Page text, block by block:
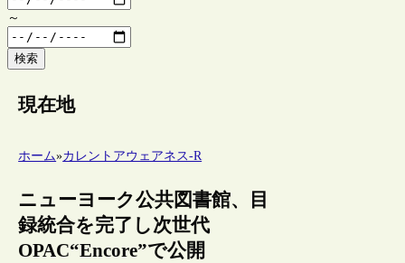
～
検索
現在地
ホーム»カレントアウェアネス-R
ニューヨーク公共図書館、目
録統合を完了し次世代
OPAC“Encore”で公開